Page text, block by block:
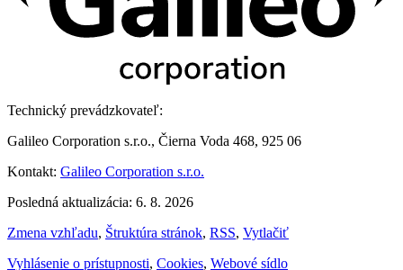
Technický prevádzkovateľ:
Galileo Corporation s.r.o., Čierna Voda 468, 925 06
Kontakt: Galileo Corporation s.r.o.
Posledná aktualizácia: 6. 8. 2026
Zmena vzhľadu, Štruktúra stránok, RSS, Vytlačiť
Vyhlásenie o prístupnosti, Cookies, Webové sídlo